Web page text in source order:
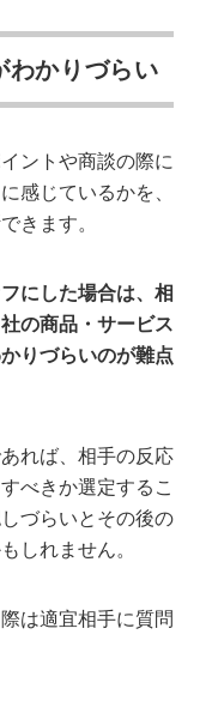
わかりづらい
ントや商談の際に
感じているかを、
きます。
にした場合は、相
の商品・サービス
りづらいのが難点
れば、相手の反応
べきか選定するこ
づらいとその後の
しれません。
は適宜相手に質問